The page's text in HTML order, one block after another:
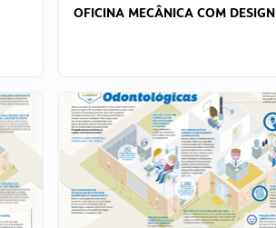
OFICINA MECÂNICA COM DESIGN